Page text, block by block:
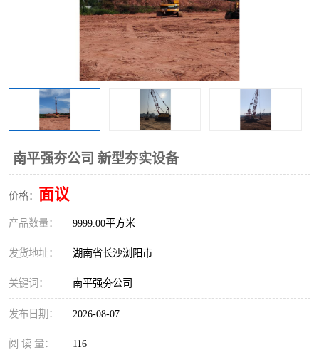
南平强夯公司 新型夯实设备
价格： 面议
产品数量： 9999.00平方米
发货地址： 湖南省长沙浏阳市
关键词： 南平强夯公司
发布日期： 2026-08-07
阅 读 量： 116